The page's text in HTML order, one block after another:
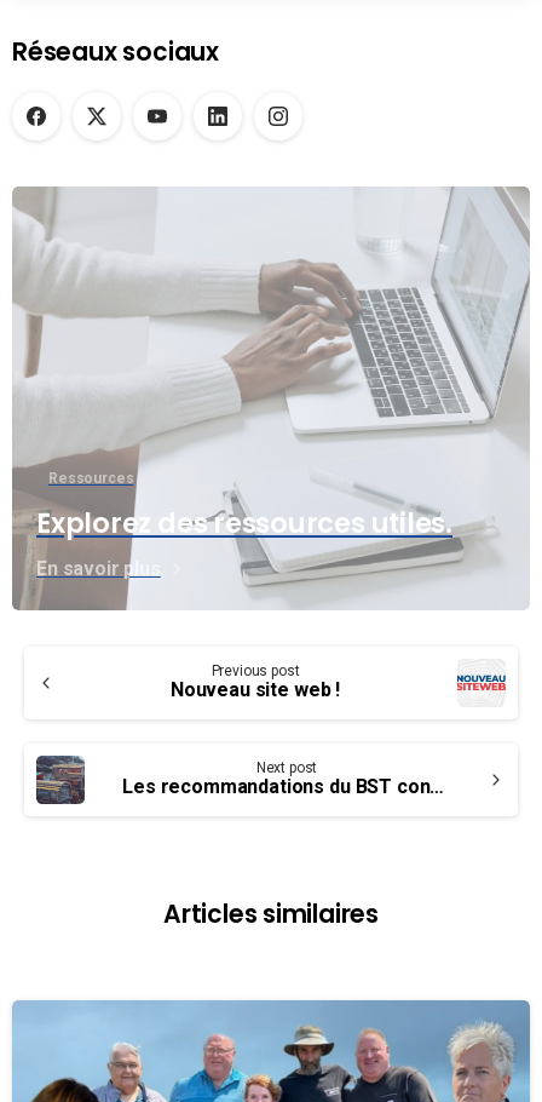
Réseaux sociaux
Ressources
Explorez des ressources utiles.
En savoir plus
Reading
Previous post
Nouveau site web !
Next post
Les recommandations du BST continuent de ne pas se faire entendre par Transports Canada
Articles similaires